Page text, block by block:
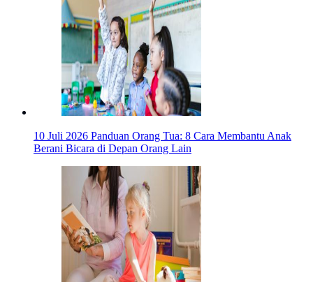
10 Juli 2026 Panduan Orang Tua: 8 Cara Membantu Anak
Berani Bicara di Depan Orang Lain